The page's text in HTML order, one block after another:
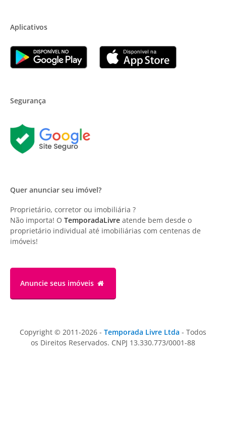
Aplicativos
Segurança
Quer anunciar seu imóvel?
Proprietário, corretor ou imobiliária ?
Não importa! O TemporadaLivre atende bem desde o
proprietário individual até imobiliárias com centenas de
imóveis!
Anuncie seus imóveis
Copyright © 2011-2026 - Temporada Livre Ltda - Todos
os Direitos Reservados. CNPJ 13.330.773/0001-88